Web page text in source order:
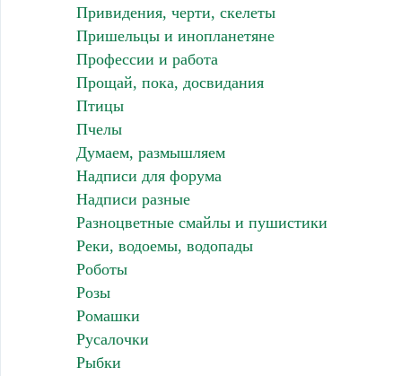
Привидения, черти, скелеты
Пришельцы и инопланетяне
Профессии и работа
Прощай, пока, досвидания
Птицы
Пчелы
Думаем, размышляем
Надписи для форума
Надписи разные
Разноцветные смайлы и пушистики
Реки, водоемы, водопады
Роботы
Розы
Ромашки
Русалочки
Рыбки